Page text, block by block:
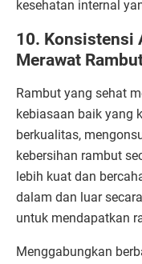
kesehatan internal
10. Konsistensi
Merawat
Rambut yang sehat
kebiasaan baik yang
berkualitas,
kebersihan rambut
lebih kuat dan
dalam dan luar
untuk mendapatkan
Menggabungkan